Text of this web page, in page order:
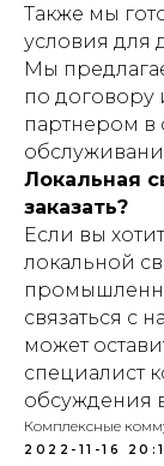
Также мы
условия для
Мы
по договору
партнером в
Локальная
заказать?
Если вы
локальной
связаться с
может
специалист
обсуждения
Комплексные
2022-11-16